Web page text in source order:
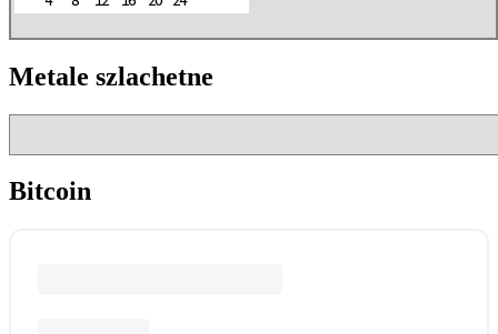
Metale szlachetne
Bitcoin